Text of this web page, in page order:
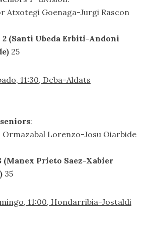
Atxotegi Goenaga-Jurgi Rascon
2 (Santi Ubeda Erbiti-Andoni
25
11:30, Deba-Aldats
:
Ormazabal Lorenzo-Josu Oiarbide
(Manex Prieto Saez-Xabier
35
11:00, Hondarribia-Jostaldi